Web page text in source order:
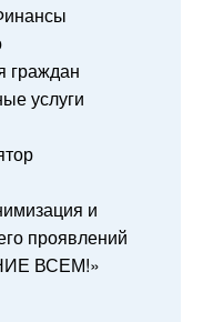
граждан
услуги
и
проявлений
ВСЕМ!»